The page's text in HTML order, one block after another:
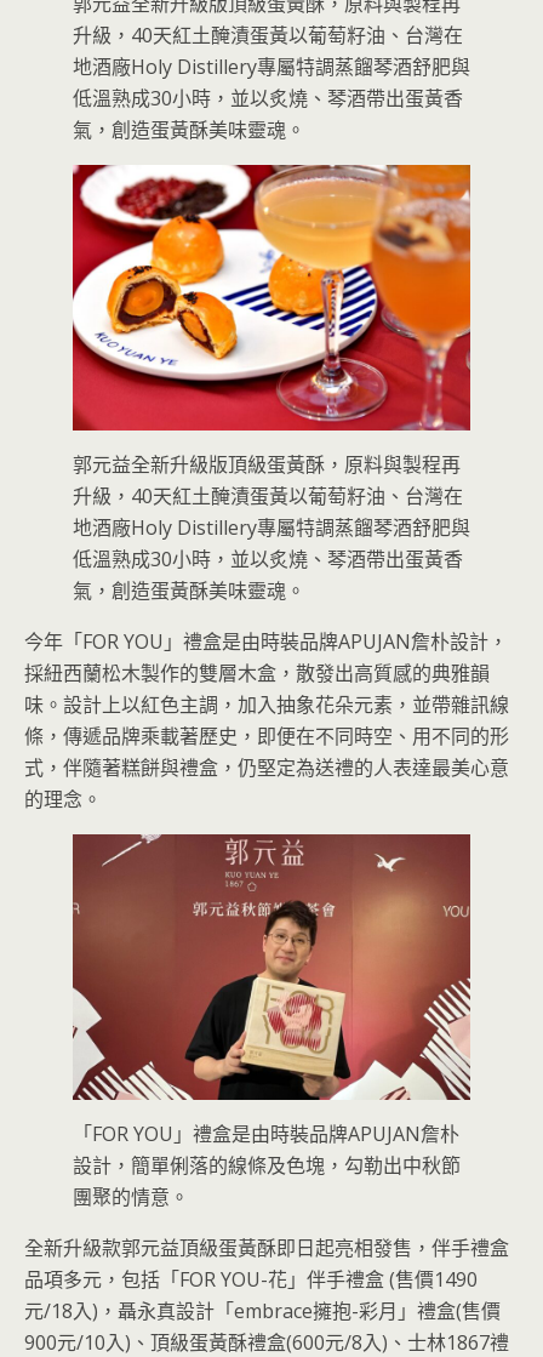
升級，40天紅土醃漬蛋黃以葡萄籽油、台灣在
地酒廠Holy Distillery專屬特調蒸餾琴酒舒肥與
低溫熟成30小時，並以炙燒、琴酒帶出蛋黃香
氣，創造蛋黃酥美味靈魂。
郭元益全新升級版頂級蛋黃酥，原料與製程再
升級，40天紅土醃漬蛋黃以葡萄籽油、台灣在
地酒廠Holy Distillery專屬特調蒸餾琴酒舒肥與
低溫熟成30小時，並以炙燒、琴酒帶出蛋黃香
氣，創造蛋黃酥美味靈魂。
今年「FOR YOU」禮盒是由時裝品牌APUJAN詹朴設計，
採紐西蘭松木製作的雙層木盒，散發出高質感的典雅韻
味。設計上以紅色主調，加入抽象花朵元素，並帶雜訊線
條，傳遞品牌乘載著歷史，即便在不同時空、用不同的形
式，伴隨著糕餅與禮盒，仍堅定為送禮的人表達最美心意
的理念。
「FOR YOU」禮盒是由時裝品牌APUJAN詹朴
設計，簡單俐落的線條及色塊，勾勒出中秋節
團聚的情意。
全新升級款郭元益頂級蛋黃酥即日起亮相發售，伴手禮盒
品項多元，包括「FOR YOU-花」伴手禮盒 (售價1490
元/18入)，聶永真設計「embrace擁抱-彩月」禮盒(售價
900元/10入)、頂級蛋黃酥禮盒(600元/8入)、士林1867禮